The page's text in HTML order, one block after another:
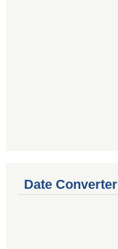
Date Converter